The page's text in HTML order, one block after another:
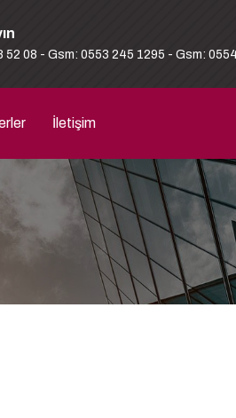
52 08 - Gsm: 0553 245 1295 - Gsm:
İletişim